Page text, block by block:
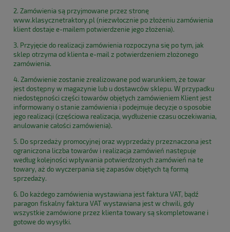
2. Zamówienia są przyjmowane przez stronę
www.klasycznetraktory.pl (niezwłocznie po złożeniu zamówienia
klient dostaje e-mailem potwierdzenie jego złożenia).
3. Przyjęcie do realizacji zamówienia rozpoczyna się po tym, jak
sklep otrzyma od klienta e-mail z potwierdzeniem złożonego
zamówienia.
4. Zamówienie zostanie zrealizowane pod warunkiem, że towar
jest dostępny w magazynie lub u dostawców sklepu. W przypadku
niedostępności części towarów objętych zamówieniem Klient jest
informowany o stanie zamówienia i podejmuje decyzje o sposobie
jego realizacji (częściowa realizacja, wydłużenie czasu oczekiwania,
anulowanie całości zamówienia).
5. Do sprzedaży promocyjnej oraz wyprzedaży przeznaczona jest
ograniczona liczba towarów i realizacja zamówień następuje
według kolejności wpływania potwierdzonych zamówień na te
towary, aż do wyczerpania się zapasów objętych tą formą
sprzedaży.
6. Do każdego zamówienia wystawiana jest faktura VAT, bądź
paragon fiskalny faktura VAT wystawiana jest w chwili, gdy
wszystkie zamówione przez klienta towary są skompletowane i
gotowe do wysyłki.